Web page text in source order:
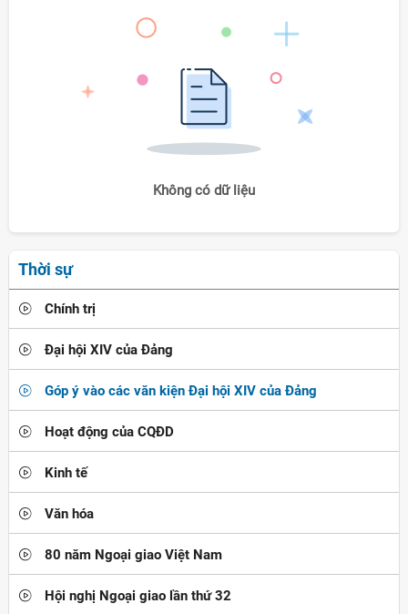
Không có dữ liệu
Thời sự
Chính trị
Đại hội XIV của Đảng
Góp ý vào các văn kiện Đại hội XIV của Đảng
Hoạt động của CQĐD
Kinh tế
Văn hóa
80 năm Ngoại giao Việt Nam
Hội nghị Ngoại giao lần thứ 32